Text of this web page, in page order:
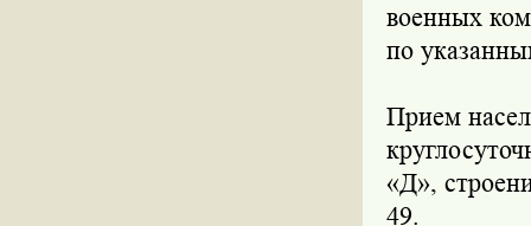
военных
по
Прием
«Д»,
49.